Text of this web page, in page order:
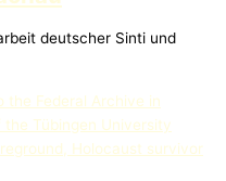
deutscher Sinti und